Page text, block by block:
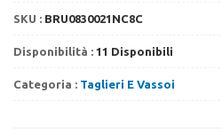
SKU : BRU0830021NC8C
Disponibilità : 11 Disponibili
Categoria : Taglieri E Vassoi